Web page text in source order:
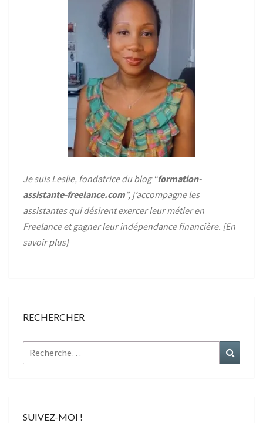
Je suis Leslie, fondatrice du blog “formation-
assistante-freelance.com”, j’accompagne les
assistantes qui désirent exercer leur métier en
Freelance et gagner leur indépendance financière. {En
savoir plus}
RECHERCHER
Rechercher :
SUIVEZ-MOI !